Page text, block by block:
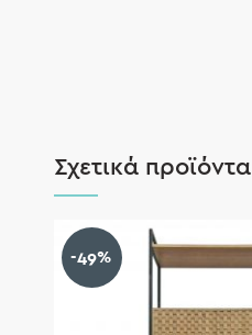
Σχετικά προϊόντα
-49%